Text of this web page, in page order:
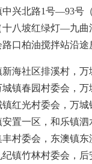
中兴北路1号—93
八坡红绿灯—九曲
口柏油搅拌站沿
海社区排溪村，
镇春园村委会，
红光村委会，万
置一区，和乐镇
村委会，东澳镇
镇竹林村委会，